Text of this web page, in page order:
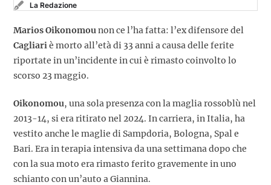
La Redazione
Marios Oikonomounon ce l’ha fatta: l’ex difensore del
Cagliariè morto all’età di 33 anni a causa delle ferite
riportate in un’incidente in cui è rimasto coinvolto lo
scorso 23 maggio.
Oikonomou, una sola presenza con la maglia rossoblù nel
2013-14, si era ritirato nel 2024. In carriera, in Italia, ha
vestito anche le maglie di Sampdoria, Bologna, Spal e
Bari. Era in terapia intensiva da una settimana dopo che
con la sua moto era rimasto ferito gravemente in uno
schianto con un’auto a Giannina.